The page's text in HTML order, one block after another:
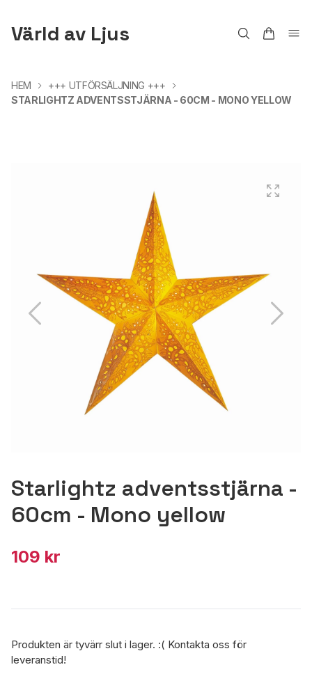
Värld av Ljus
HEM
+++ UTFÖRSÄLJNING +++
STARLIGHTZ ADVENTSSTJÄRNA - 60CM - MONO YELLOW
Starlightz adventsstjärna -
60cm - Mono yellow
109 kr
Produkten är tyvärr slut i lager. :( Kontakta oss för
leveranstid!